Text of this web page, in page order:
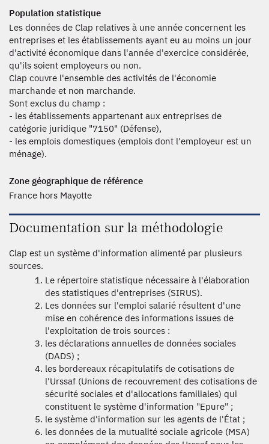
Population statistique
Les données de Clap relatives à une année concernent les
entreprises et les établissements ayant eu au moins un jour
d'activité économique dans l'année d'exercice considérée,
qu'ils soient employeurs ou non.
Clap couvre l'ensemble des activités de l'économie
marchande et non marchande.
Sont exclus du champ :
- les établissements appartenant aux entreprises de
catégorie juridique "7150" (Défense),
- les emplois domestiques (emplois dont l'employeur est un
ménage).
Zone géographique de référence
France hors Mayotte
Documentation sur la méthodologie
Clap est un système d'information alimenté par plusieurs
sources.
Le répertoire statistique nécessaire à l'élaboration
des statistiques d'entreprises (SIRUS).
Les données sur l'emploi salarié résultent d'une
mise en cohérence des informations issues de
l'exploitation de trois sources :
les déclarations annuelles de données sociales
(DADS) ;
les bordereaux récapitulatifs de cotisations de
l'Urssaf (Unions de recouvrement des cotisations de
sécurité sociales et d'allocations familiales) qui
constituent le système d'information "Epure" ;
le système d'information sur les agents de l'État ;
les données de la mutualité sociale agricole (MSA)